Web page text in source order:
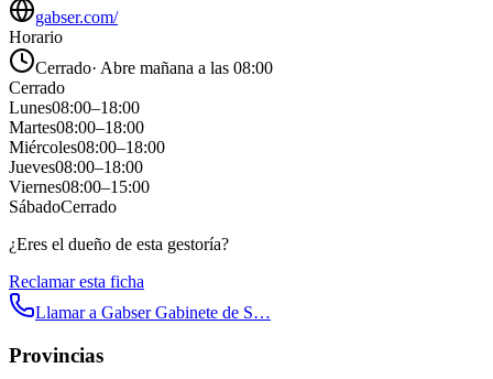
gabser.com/
Horario
Cerrado· Abre mañana a las 08:00
Cerrado
Lunes08:00–18:00
Martes08:00–18:00
Miércoles08:00–18:00
Jueves08:00–18:00
Viernes08:00–15:00
SábadoCerrado
¿Eres el dueño de esta gestoría?
Reclamar esta ficha
Llamar a Gabser Gabinete de S…
Provincias